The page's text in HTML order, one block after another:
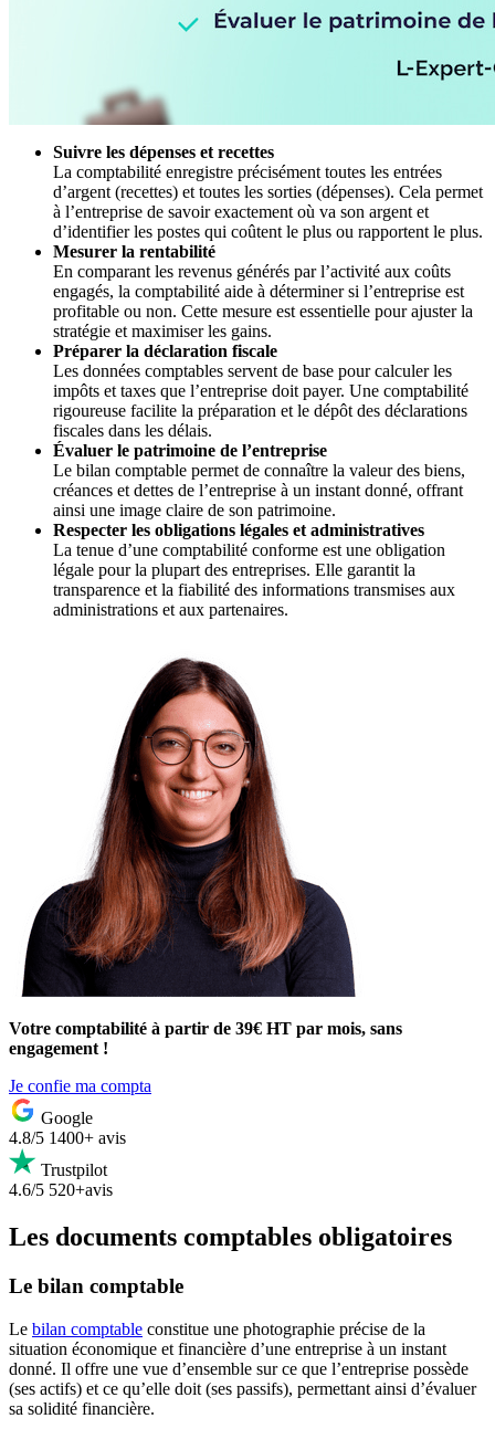
Suivre les dépenses et recettes
La comptabilité enregistre précisément toutes les entrées
d’argent (recettes) et toutes les sorties (dépenses). Cela permet
à l’entreprise de savoir exactement où va son argent et
d’identifier les postes qui coûtent le plus ou rapportent le plus.
Mesurer la rentabilité
En comparant les revenus générés par l’activité aux coûts
engagés, la comptabilité aide à déterminer si l’entreprise est
profitable ou non. Cette mesure est essentielle pour ajuster la
stratégie et maximiser les gains.
Préparer la déclaration fiscale
Les données comptables servent de base pour calculer les
impôts et taxes que l’entreprise doit payer. Une comptabilité
rigoureuse facilite la préparation et le dépôt des déclarations
fiscales dans les délais.
Évaluer le patrimoine de l’entreprise
Le bilan comptable permet de connaître la valeur des biens,
créances et dettes de l’entreprise à un instant donné, offrant
ainsi une image claire de son patrimoine.
Respecter les obligations légales et administratives
La tenue d’une comptabilité conforme est une obligation
légale pour la plupart des entreprises. Elle garantit la
transparence et la fiabilité des informations transmises aux
administrations et aux partenaires.
Votre comptabilité à partir de 39€ HT par mois, sans
engagement !
Je confie ma compta
Google
4.8/5 1400+ avis
Trustpilot
4.6/5 520+avis
Les documents comptables obligatoires
Le bilan comptable
Le bilan comptable constitue une photographie précise de la
situation économique et financière d’une entreprise à un instant
donné. Il offre une vue d’ensemble sur ce que l’entreprise possède
(ses actifs) et ce qu’elle doit (ses passifs), permettant ainsi d’évaluer
sa solidité financière.